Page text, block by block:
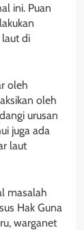
ini. Puan
di
oleh
oleh
urusan
juga ada
laut
masalah
Hak Guna
warganet